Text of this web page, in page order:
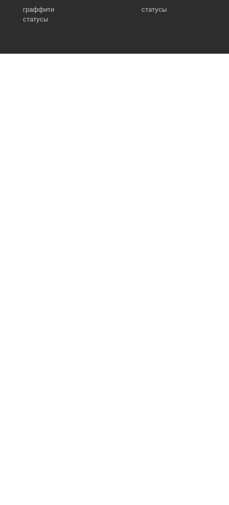
граффити
статусы
статусы